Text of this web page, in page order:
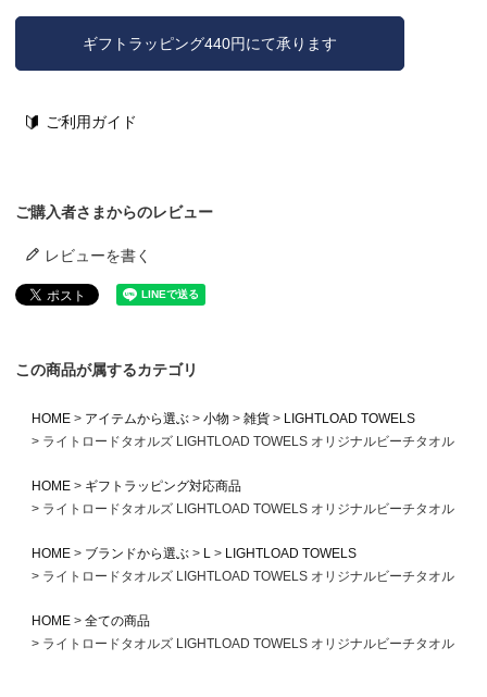
ギフトラッピング440円にて承ります
ご利用ガイド
ご購入者さまからのレビュー
レビューを書く
この商品が属するカテゴリ
HOME アイテムから選ぶ 小物 雑貨
LIGHTLOAD TOWELS
ライトロードタオルズ LIGHTLOAD TOWELS オリジナルビーチタオル
HOME
ギフトラッピング対応商品
ライトロードタオルズ LIGHTLOAD TOWELS オリジナルビーチタオル
HOME ブランドから選ぶ L
LIGHTLOAD TOWELS
ライトロードタオルズ LIGHTLOAD TOWELS オリジナルビーチタオル
HOME
全ての商品
ライトロードタオルズ LIGHTLOAD TOWELS オリジナルビーチタオル